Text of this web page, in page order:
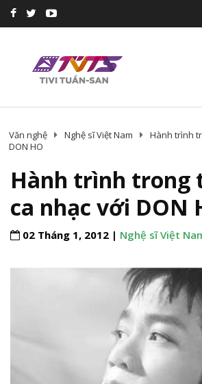
Văn nghệ Nghệ sĩ Việt Nam
Hành trình
DON HO
Hành trình trong
ca nhạc với DON
02 Tháng 1, 2012 | Nghệ sĩ Việt